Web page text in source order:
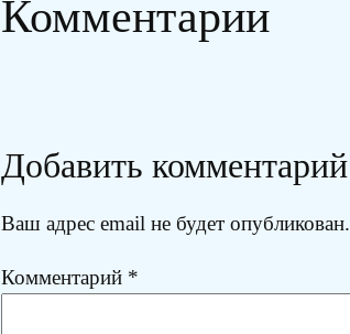
Комментарии
Добавить комментарий
Ваш адрес email не будет опубликован.
Комментарий *